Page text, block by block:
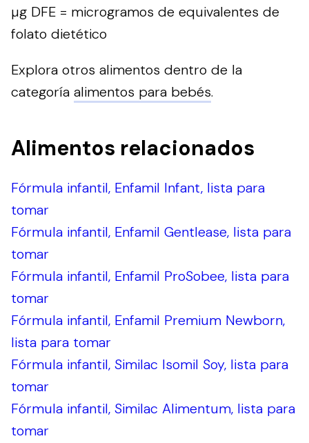
µg DFE = microgramos de equivalentes de
folato dietético
Explora otros alimentos dentro de la
categoría alimentos para bebés.
Alimentos relacionados
Fórmula infantil, Enfamil Infant, lista para
tomar
Fórmula infantil, Enfamil Gentlease, lista para
tomar
Fórmula infantil, Enfamil ProSobee, lista para
tomar
Fórmula infantil, Enfamil Premium Newborn,
lista para tomar
Fórmula infantil, Similac Isomil Soy, lista para
tomar
Fórmula infantil, Similac Alimentum, lista para
tomar